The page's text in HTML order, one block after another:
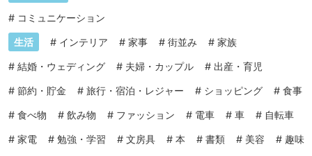
# コミュニケーション
生活 # インテリア # 家事 # 街並み # 家族
# 結婚・ウェディング # 夫婦・カップル # 出産・育児
# 節約・貯金 # 旅行・宿泊・レジャー # ショッピング # 食事
# 食べ物 # 飲み物 # ファッション # 電車 # 車 # 自転車
# 家電 # 勉強・学習 # 文房具 # 本 # 書類 # 美容 # 趣味